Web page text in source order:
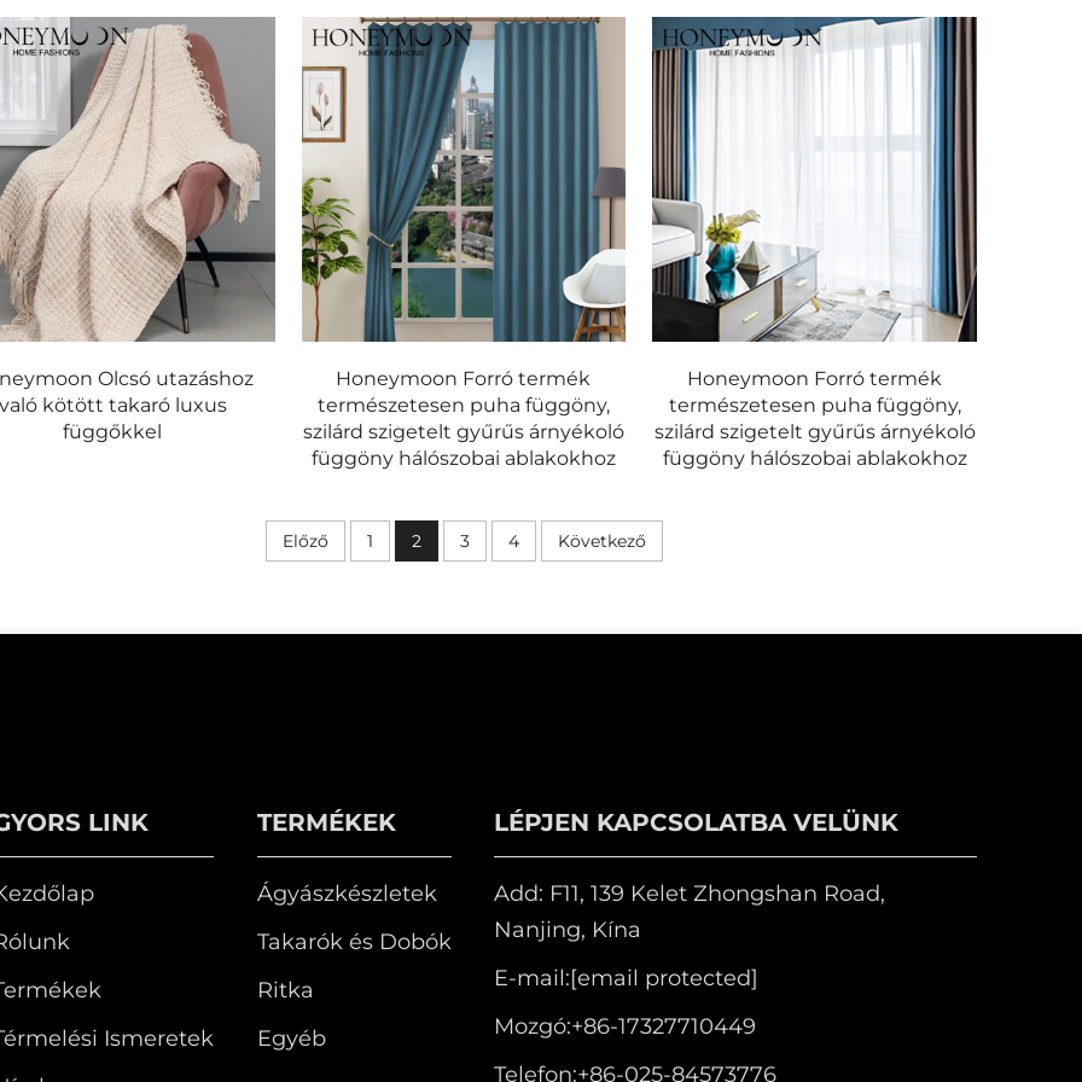
Olcsó utazáshoz
kötött takaró luxus
függőkkel
Honeymoon Forró termék
természetesen puha függöny,
szilárd szigetelt gyűrűs árnyékoló
függöny hálószobai ablakokhoz
Honeymoon Forró termék
természetesen puha függöny,
szilárd szigetelt gyűrűs árnyékoló
függöny hálószobai ablakokhoz
Előző 1 2 3 4 Következő
LINK
Ismeretek
TERMÉKEK
Ágyászkészletek
Takarók és Dobók
Ritka
Egyéb
LÉPJEN KAPCSOLATBA VELÜNK
Add: F11, 139 Kelet Zhongshan Road,
Nanjing, Kína
E-mail:[email protected]
Mozgó:+86-17327710449
Telefon:+86-025-84573776